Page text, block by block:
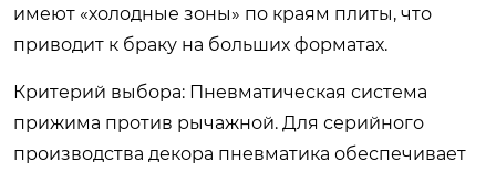
имеют «холодные зоны» по краям плиты, что
приводит к браку на больших форматах.
Критерий выбора: Пневматическая система
прижима против рычажной. Для серийного
производства декора пневматика обеспечивает